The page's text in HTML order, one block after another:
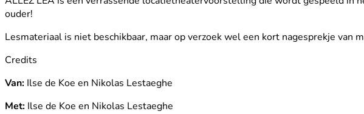
ouder!
Lesmateriaal is niet beschikbaar, maar op verzoek wel een kort nagesprekje van
Credits
Van: Ilse de Koe en Nikolas Lestaeghe
Met: Ilse de Koe en Nikolas Lestaeghe